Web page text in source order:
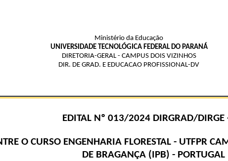
Ministério da Educação
UNIVERSIDADE TECNOLÓGICA FEDERAL DO PARANÁ
DIRETORIA-GERAL - CAMPUS DOIS VIZINHOS
DIR. DE GRAD. E EDUCACAO PROFISSIONAL-DV
EDITAL Nº 013/2024 DIRGRAD/DIRGE
O CURSO ENGENHARIA FLORESTAL - UTFPR
DE BRAGANÇA (IPB) - PORTUGAL